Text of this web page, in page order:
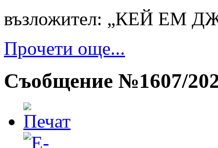
възложител: „КЕЙ ЕМ
Прочети още...
Съобщение №1607/